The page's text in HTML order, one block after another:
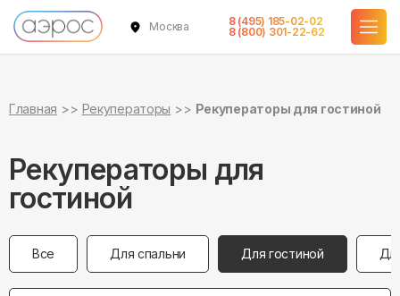
Москва
8 (495) 185-02-02
8 (800) 301-22-62
Главная Рекуператоры Рекуператоры для гостиной
Рекуператоры для
гостиной
Все Для спальни Для гостиной